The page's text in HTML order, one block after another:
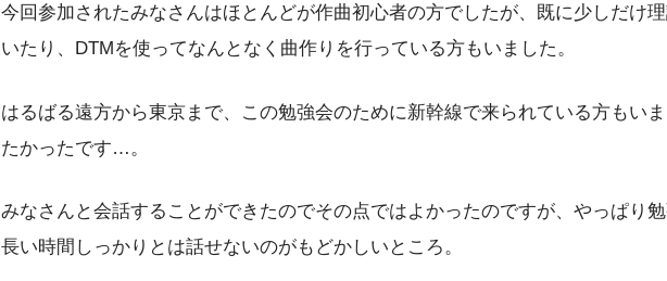
今回参加されたみなさんはほとんどが作曲初心者の方でしたが、既に少しだけ
いたり、DTMを使ってなんとなく曲作りを行っている方もいました。
はるばる遠方から東京まで、この勉強会のために新幹線で来られている方もい
たかったです…。
みなさんと会話することができたのでその点ではよかったのですが、やっぱり
長い時間しっかりとは話せないのがもどかしいところ。